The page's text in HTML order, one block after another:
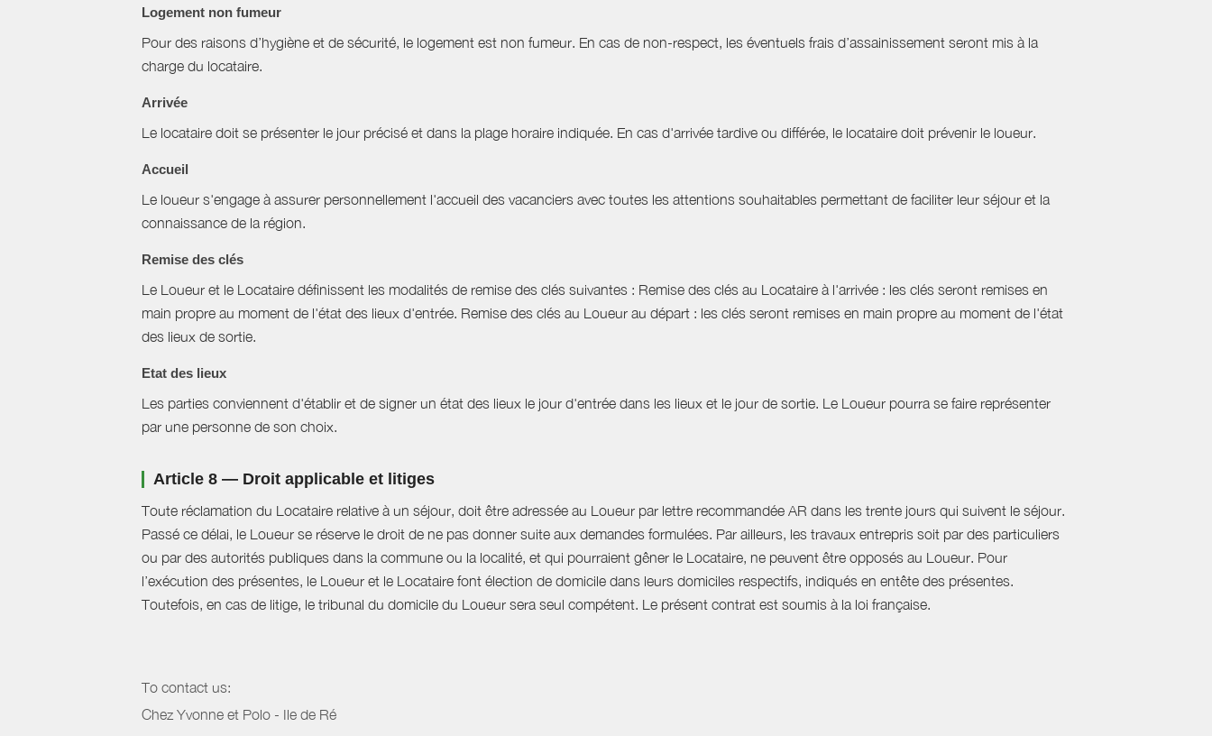
Logement non fumeur
Pour des raisons d’hygiène et de sécurité, le logement est non fumeur. En cas de non-respect, les éventuels frais d’assainissement seront mis à la
charge du locataire.
Arrivée
Le locataire doit se présenter le jour précisé et dans la plage horaire indiquée. En cas d'arrivée tardive ou différée, le locataire doit prévenir le loueur.
Accueil
Le loueur s'engage à assurer personnellement l'accueil des vacanciers avec toutes les attentions souhaitables permettant de faciliter leur séjour et la
connaissance de la région.
Remise des clés
Le Loueur et le Locataire définissent les modalités de remise des clés suivantes : Remise des clés au Locataire à l'arrivée : les clés seront remises en
main propre au moment de l'état des lieux d'entrée. Remise des clés au Loueur au départ : les clés seront remises en main propre au moment de l'état
des lieux de sortie.
Etat des lieux
Les parties conviennent d'établir et de signer un état des lieux le jour d'entrée dans les lieux et le jour de sortie. Le Loueur pourra se faire représenter
par une personne de son choix.
Article 8 — Droit applicable et litiges
Toute réclamation du Locataire relative à un séjour, doit être adressée au Loueur par lettre recommandée AR dans les trente jours qui suivent le séjour.
Passé ce délai, le Loueur se réserve le droit de ne pas donner suite aux demandes formulées. Par ailleurs, les travaux entrepris soit par des particuliers
ou par des autorités publiques dans la commune ou la localité, et qui pourraient gêner le Locataire, ne peuvent être opposés au Loueur. Pour
l’exécution des présentes, le Loueur et le Locataire font élection de domicile dans leurs domiciles respectifs, indiqués en entête des présentes.
Toutefois, en cas de litige, le tribunal du domicile du Loueur sera seul compétent. Le présent contrat est soumis à la loi française.
To contact us:
Chez Yvonne et Polo - Ile de Ré